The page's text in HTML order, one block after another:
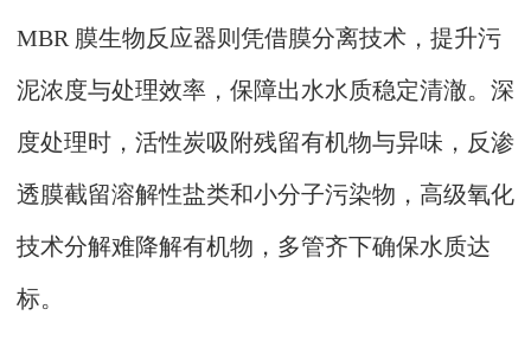
MBR 膜生物反应器则凭借膜分离技术，提升污
泥浓度与处理效率，保障出水水质稳定清澈。深
度处理时，活性炭吸附残留有机物与异味，反渗
透膜截留溶解性盐类和小分子污染物，高级氧化
技术分解难降解有机物，多管齐下确保水质达
标。